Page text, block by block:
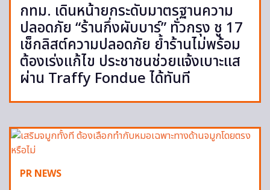
กทม. เดินหน้ายกระดับมาตรฐานความ
ปลอดภัย “ร้านกึ่งผับบาร์” ทั่วกรุง ชู 17
เช็กลิสต์ความปลอดภัย ย้ำร้านไม่พร้อม
ต้องเร่งแก้ไข ประชาชนช่วยแจ้งเบาะแส
ผ่าน Traffy Fondue ได้ทันที
PR NEWS